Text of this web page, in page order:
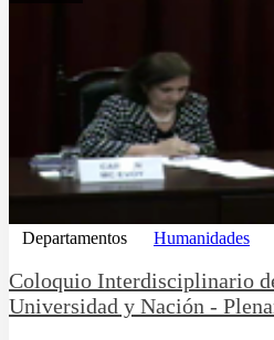
Departamentos Humanidades
Coloquio Interdisciplinario
Universidad y Nación -